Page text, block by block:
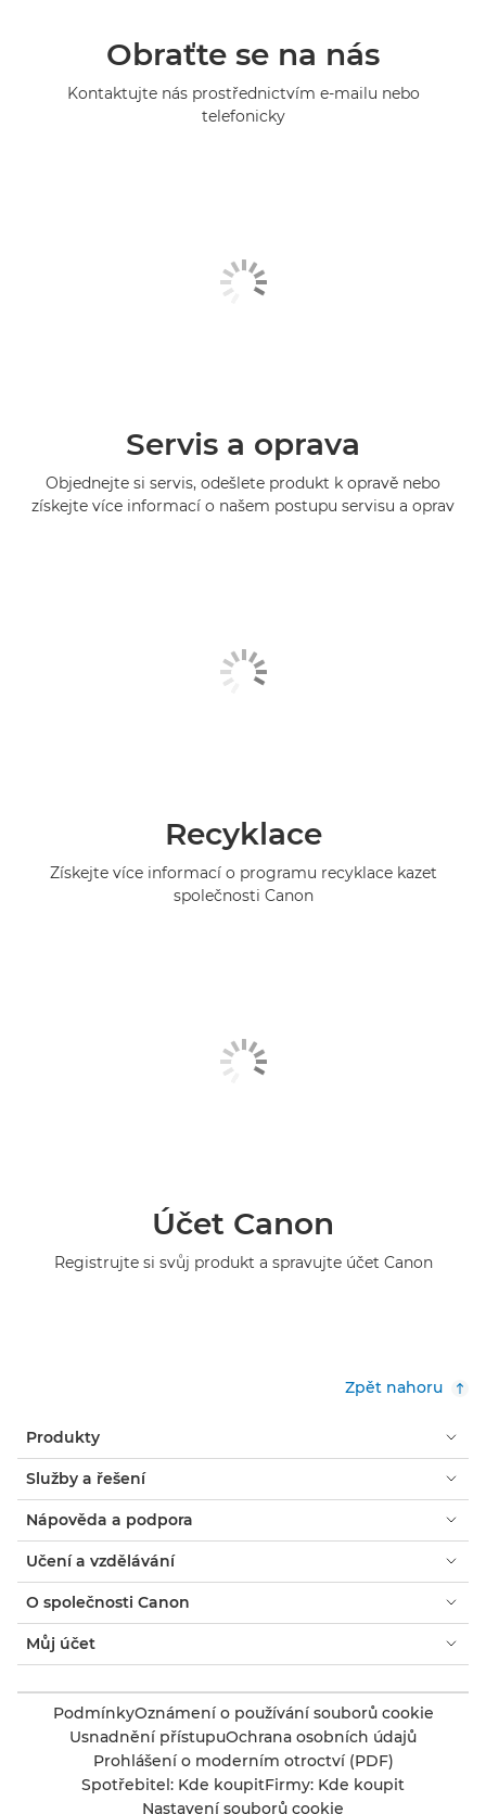
Obraťte se na nás
Kontaktujte nás prostřednictvím e-mailu nebo
telefonicky
Servis a oprava
Objednejte si servis, odešlete produkt k opravě nebo
získejte více informací o našem postupu servisu a oprav
Recyklace
Získejte více informací o programu recyklace kazet
společnosti Canon
Účet Canon
Registrujte si svůj produkt a spravujte účet Canon
Zpět nahoru
Produkty
Služby a řešení
Nápověda a podpora
Učení a vzdělávání
O společnosti Canon
Můj účet
PodmínkyOznámení o používání souborů cookie
Usnadnění přístupuOchrana osobních údajů
Prohlášení o moderním otroctví (PDF)
Spotřebitel: Kde koupitFirmy: Kde koupit
Nastavení souborů cookie